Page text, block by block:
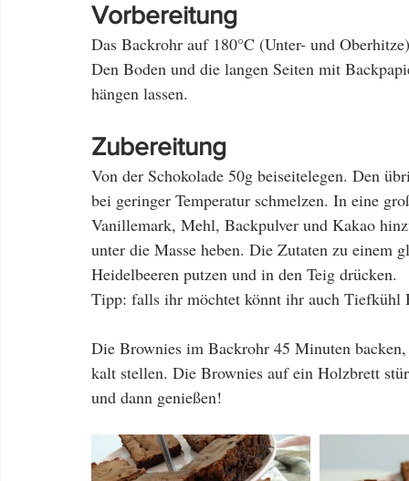
Vorbereitung
Das Backrohr auf 180°C (Unter- und
Den Boden und die langen Seiten mit
hängen lassen.
Zubereitung
Von der Schokolade 50g beiseitelegen. Den
bei geringer Temperatur schmelzen. In eine
Vanillemark, Mehl, Backpulver und Kakao
unter die Masse heben. Die Zutaten zu einem
Heidelbeeren putzen und in den Teig drücken.
Tipp: falls ihr möchtet könnt ihr auch Tiefkühl
Die Brownies im Backrohr 45 Minuten
kalt stellen. Die Brownies auf ein Holzbrett
und dann genießen!